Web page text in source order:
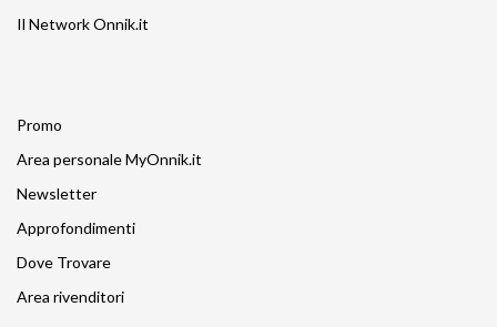
Il Network Onnik.it
Promo
Area personale MyOnnik.it
Newsletter
Approfondimenti
Dove Trovare
Area rivenditori